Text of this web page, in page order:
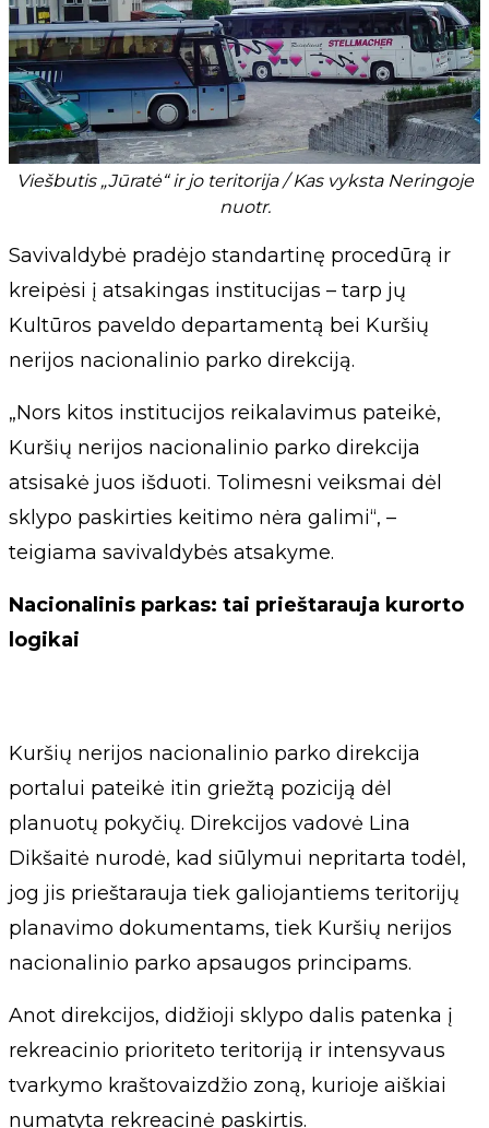
Viešbutis „Jūratė“ ir jo teritorija / Kas vyksta Neringoje
nuotr.
Savivaldybė pradėjo standartinę procedūrą ir
kreipėsi į atsakingas institucijas – tarp jų
Kultūros paveldo departamentą bei Kuršių
nerijos nacionalinio parko direkciją.
„Nors kitos institucijos reikalavimus pateikė,
Kuršių nerijos nacionalinio parko direkcija
atsisakė juos išduoti. Tolimesni veiksmai dėl
sklypo paskirties keitimo nėra galimi“, –
teigiama savivaldybės atsakyme.
Nacionalinis parkas: tai prieštarauja kurorto
logikai
Kuršių nerijos nacionalinio parko direkcija
portalui pateikė itin griežtą poziciją dėl
planuotų pokyčių. Direkcijos vadovė Lina
Dikšaitė nurodė, kad siūlymui nepritarta todėl,
jog jis prieštarauja tiek galiojantiems teritorijų
planavimo dokumentams, tiek Kuršių nerijos
nacionalinio parko apsaugos principams.
Anot direkcijos, didžioji sklypo dalis patenka į
rekreacinio prioriteto teritoriją ir intensyvaus
tvarkymo kraštovaizdžio zoną, kurioje aiškiai
numatyta rekreacinė paskirtis.